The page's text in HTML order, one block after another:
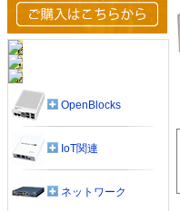
OpenBlocks
IoT関連
ネットワーク